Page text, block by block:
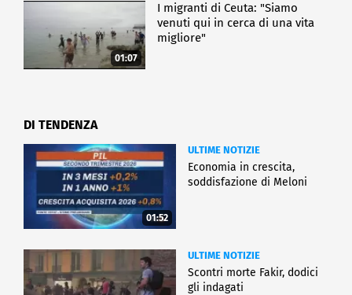
01:07
I migranti di Ceuta: "Siamo
venuti qui in cerca di una vita
migliore"
DI TENDENZA
01:52
ULTIME NOTIZIE
Economia in crescita,
soddisfazione di Meloni
ULTIME NOTIZIE
Scontri morte Fakir, dodici
gli indagati